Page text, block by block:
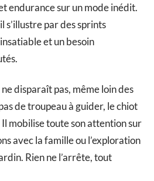
endurance sur un mode inédit.
s’illustre par des sprints
et un besoin
ne disparaît pas, même loin des
de troupeau à guider, le chiot
mobilise toute son attention sur
avec la famille ou l’exploration
Rien ne l’arrête, tout